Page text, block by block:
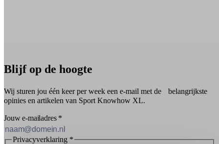
Blijf op de hoogte
Wij sturen jou één keer per week een e-mail met de belangrijkste
opinies en artikelen van Sport Knowhow XL.
Jouw e-mailadres *
Privacyverklaring *